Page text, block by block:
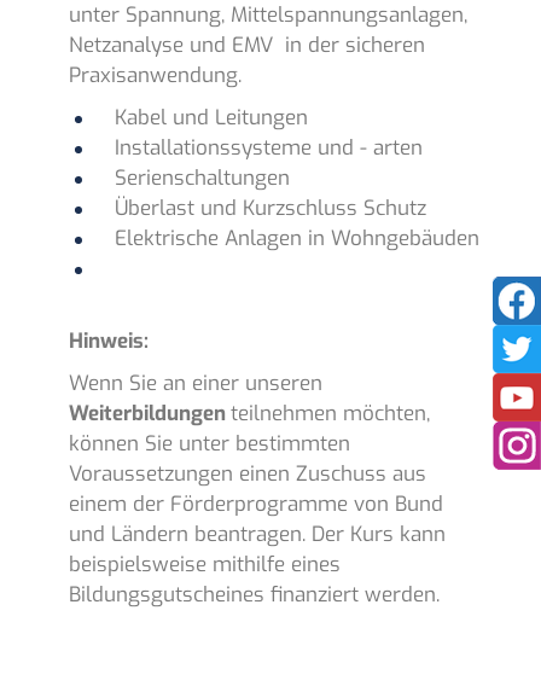
unter Spannung, Mittelspannungsanlagen,
Netzanalyse und EMV in der sicheren
Praxisanwendung.
Kabel und Leitungen
Installationssysteme und - arten
Serienschaltungen
Überlast und Kurzschluss Schutz
Elektrische Anlagen in Wohngebäuden
Hinweis:
Wenn Sie an einer unseren
Weiterbildungenteilnehmen möchten,
können Sie unter bestimmten
Voraussetzungen einen Zuschuss aus
einem der Förderprogramme von Bund
und Ländern beantragen. Der Kurs kann
beispielsweise mithilfe eines
Bildungsgutscheines finanziert werden.